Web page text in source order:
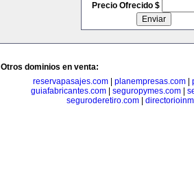
Precio Ofrecido $
Otros dominios en venta:
reservapasajes.com
planempresas.com
guiafabricantes.com| seguropymes.com|
seguroderetiro.com|